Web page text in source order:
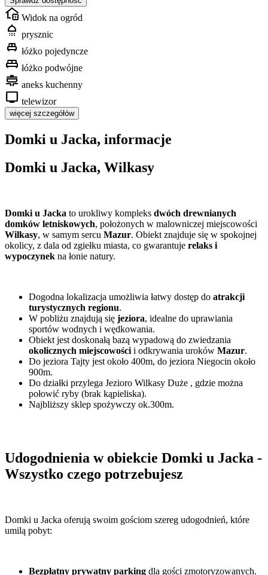
home_and_garden Widok na ogród
shower prysznic
single_bed łóżko pojedyncze
king_bed łóżko podwójne
cooking aneks kuchenny
tv telewizor
więcej szczegółów
Domki u Jacka, informacje
Domki u Jacka, Wilkasy
Domki u Jacka to urokliwy kompleks dwóch drewnianych
domków letniskowych, położonych w malowniczej miejscowości
Wilkasy, w samym sercu Mazur. Obiekt znajduje się w spokojnej
okolicy, z dala od zgiełku miasta, co gwarantuje relaks i
wypoczynek na łonie natury.
Dogodna lokalizacja umożliwia łatwy dostęp do atrakcji
turystycznych regionu.
W pobliżu znajdują się jeziora, idealne do uprawiania
sportów wodnych i wędkowania.
Obiekt jest doskonałą bazą wypadową do zwiedzania
okolicznych miejscowości i odkrywania uroków Mazur.
Do jeziora Tajty jest około 400m, do jeziora Niegocin około
900m.
Do działki przylega Jezioro Wilkasy Duże , gdzie można
połowić ryby (brak kąpieliska).
Najbliższy sklep spożywczy ok.300m.
Udogodnienia w obiekcie Domki u Jacka -
Wszystko czego potrzebujesz
Domki u Jacka oferują swoim gościom szereg udogodnień, które
umilą pobyt:
Bezpłatny prywatny parking dla gości zmotoryzowanych.